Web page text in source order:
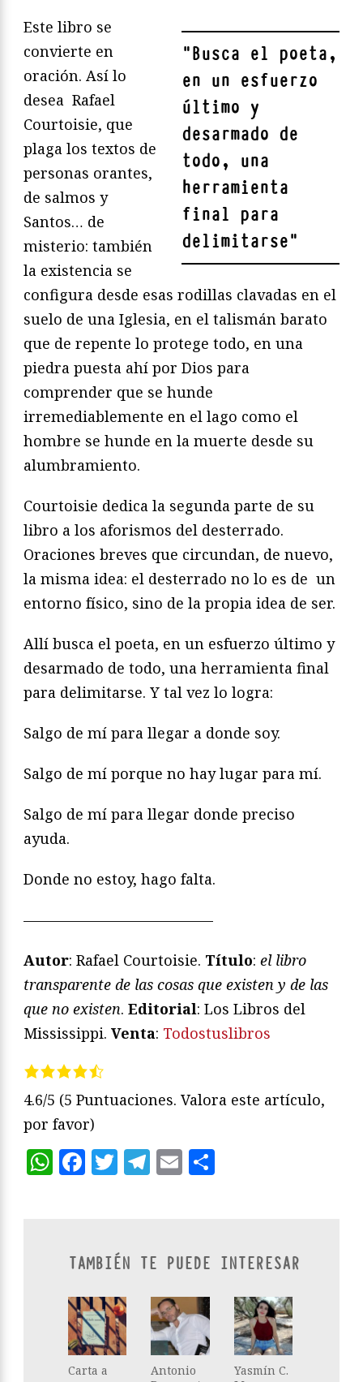
"Busca el poeta,
en un esfuerzo
último y
desarmado de
todo, una
herramienta
final para
delimitarse"
Este libro se
convierte en
oración. Así lo
desea Rafael
Courtoisie, que
plaga los textos de
personas orantes,
de salmos y
Santos… de
misterio: también
la existencia se
configura desde esas rodillas clavadas en el
suelo de una Iglesia, en el talismán barato
que de repente lo protege todo, en una
piedra puesta ahí por Dios para
comprender que se hunde
irremediablemente en el lago como el
hombre se hunde en la muerte desde su
alumbramiento.
Courtoisie dedica la segunda parte de su
libro a los aforismos del desterrado.
Oraciones breves que circundan, de nuevo,
la misma idea: el desterrado no lo es de un
entorno físico, sino de la propia idea de ser.
Allí busca el poeta, en un esfuerzo último y
desarmado de todo, una herramienta final
para delimitarse. Y tal vez lo logra:
Salgo de mí para llegar a donde soy.
Salgo de mí porque no hay lugar para mí.
Salgo de mí para llegar donde preciso
ayuda.
Donde no estoy, hago falta.
—————————————
Autor: Rafael Courtoisie. Título: el libro
transparente de las cosas que existen y de las
que no existen. Editorial: Los Libros del
Mississippi. Venta: Todostuslibros
4.6/5 (5 Puntuaciones. Valora este artículo,
por favor)
WhatsApp
Facebook
Twitter
Telegram
Email
TAMBIÉN TE PUEDE INTERESAR
Carta a
Antonio
Yasmín C.